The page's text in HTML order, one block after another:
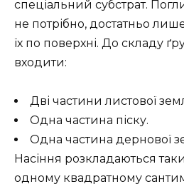
спеціальний субстрат.
не потрібно, достатньо
їх по поверхні. До складу
входити:
Дві частини листової
Одна частина піску.
Одна частина дернової
Насіння розкладаються
одному квадратному